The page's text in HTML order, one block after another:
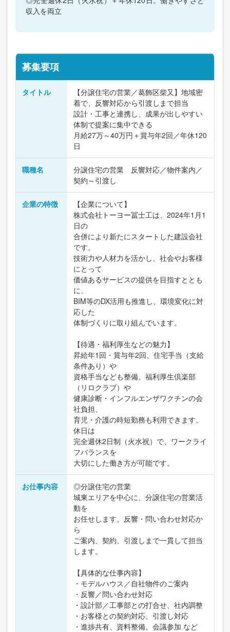
収入を両立
募集要項
タイトル
【分譲住宅の営業／葛飾区柴又】地域密
着で、反響対応から引渡しまで担当
設計・工事と連携し、成果が出しやすい
体制で提案に集中できる
月給27万～40万円＋賞与年2回／年休120
日
職種名
分譲住宅の営業 反響対応／物件案内／
契約～引渡し
企業の特徴
【企業について】
株式会社トーヨー冨士工は、2024年1月1
日の
合併により新たにスタートした建設会社
です。
技術力や人材力を活かし、社会やお客様
にとって
価値あるサービスの提供を目指すととも
に、
BIM等のDX活用も推進し、環境変化に対
応した
体制づくりに取り組んでいます。
【待遇・福利厚生などの魅力】
昇給年1回・賞与年2回、住宅手当（支給
条件あり）や
資格手当なども整備。福利厚生倶楽部
（リロクラブ）や
健康診断・インフルエンザワクチンの会
社負担、
育児・介護の時短勤務も利用できます。
休日は
完全週休2日制（火水祝）で、ワークライ
フバランスを
大切にした働き方が可能です。
お仕事内容
◎分譲住宅の営業
城東エリアを中心に、分譲住宅の営業活
動を
お任せします。反響・問い合わせ対応か
ら
ご案内、契約、引渡しまで一貫して担当
します。
【具体的な仕事内容】
・モデルハウス／自社物件のご案内
・反響／問い合わせ対応
・設計部／工事部との打合せ、社内調整
・お客様との契約対応、引渡し対応
・進捗共有、資料整備、会議参加 など